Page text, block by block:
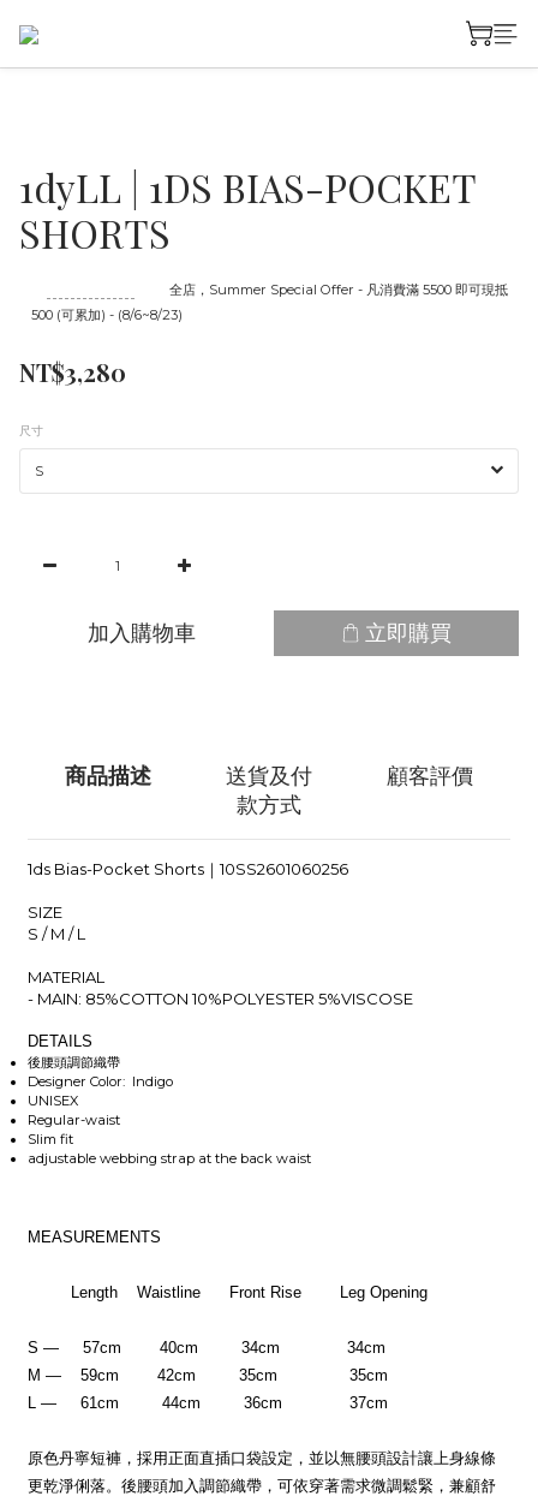
1dyLL | 1DS BIAS-POCKET
SHORTS
全店，Summer Special Offer - 凡消費滿 5500 即可現抵
500 (可累加) - (8/6~8/23)
NT$3,280
尺寸
加入購物車 立即購買
商品描述
送貨及付
款方式
顧客評價
1ds Bias-Pocket Shorts｜10SS2601060256
SIZE
S / M / L
MATERIAL
- MAIN: 85%COTTON 10%POLYESTER 5%VISCOSE
DETAILS
後腰頭調節織帶
Designer Color: Indigo
UNISEX
Regular-waist
Slim fit
adjustable webbing strap at the back waist
MEASUREMENTS
Length Waistline Front Rise Leg Opening
S — 57cm 40cm 34cm 34cm
M — 59cm 42cm 35cm 35cm
L — 61cm 44cm 36cm 37cm
原色丹寧短褲，採用正面直插口袋設定，並以無腰頭設計讓上身線條
更乾淨俐落。後腰頭加入調節織帶，可依穿著需求微調鬆緊，兼顧舒